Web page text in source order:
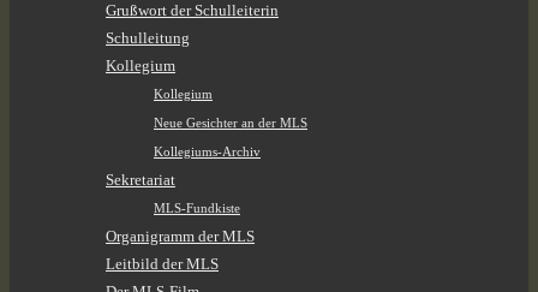
Grußwort der Schulleiterin
Schulleitung
Kollegium
Kollegium
Neue Gesichter an der MLS
Kollegiums-Archiv
Sekretariat
MLS-Fundkiste
Organigramm der MLS
Leitbild der MLS